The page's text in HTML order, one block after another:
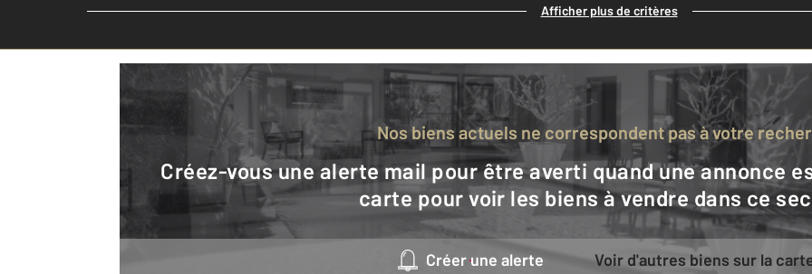
Afficher plus de critères
Nos biens actuels ne correspondent pas à votre
Créez-vous une alerte mail pour être averti quand une annonce est en ligne et consultez la
carte pour voir les biens à vendre dans ce
Créer une alerte Voir d'autres biens sur la